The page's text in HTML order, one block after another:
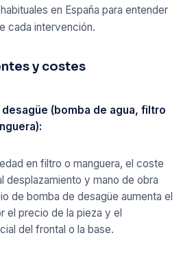
en España para entender
cada intervención.
y costes
(bomba de agua, filtro
en filtro o manguera, el coste
desplazamiento y mano de obra
de bomba de desagüe aumenta el
el precio de la pieza y el
del frontal o la base.